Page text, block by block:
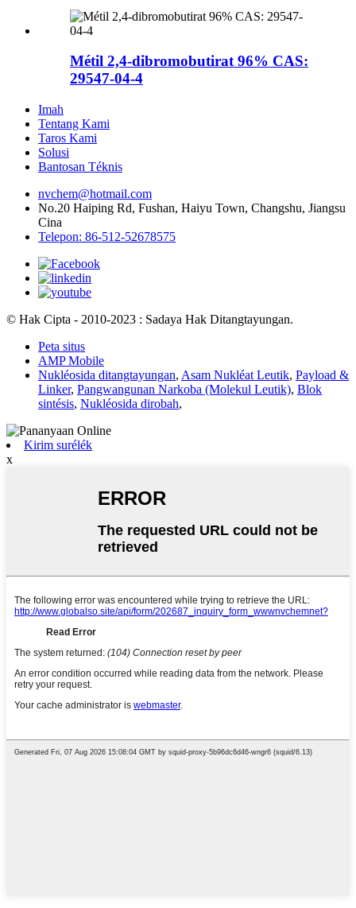
Métil 2,4-dibromobutirat 96% CAS:
29547-04-4
Imah
Tentang Kami
Taros Kami
Solusi
Bantosan Téknis
nvchem@hotmail.com
No.20 Haiping Rd, Fushan, Haiyu Town, Changshu, Jiangsu
Cina
Telepon: 86-512-52678575
© Hak Cipta - 2010-2023 : Sadaya Hak Ditangtayungan.
Peta situs
AMP Mobile
Nukléosida ditangtayungan, Asam Nukléat Leutik, Payload &
Linker, Pangwangunan Narkoba (Molekul Leutik), Blok
sintésis, Nukléosida dirobah,
Kirim surélék
x